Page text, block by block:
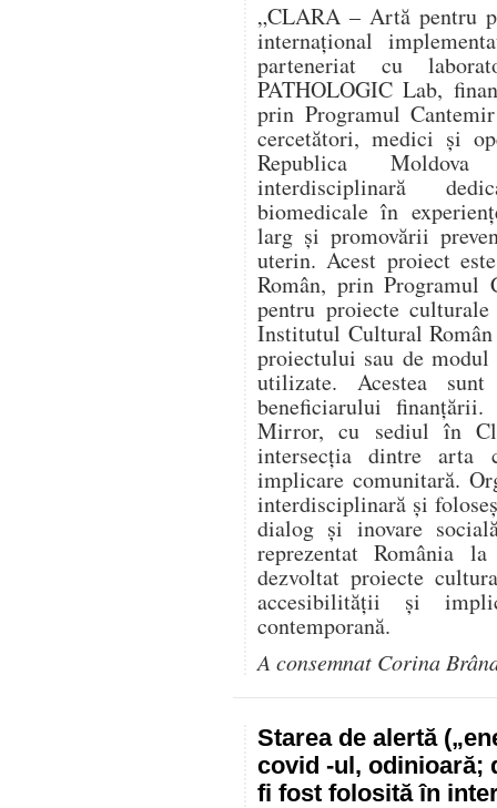
„CLARA – Artă pentru
internațional
parteneriat cu
PATHOLOGIC Lab,
prin Programul
cercetători, medici și
Republica
interdisciplinară
biomedicale în
larg și promovării
uterin. Acest proiect
Român, prin Programul
pentru proiecte
Institutul Cultural
proiectului sau de
utilizate. Acestea
beneficiarului
Mirror, cu sediul în
intersecția dintre arta
implicare comunitară.
interdisciplinară și
dialog și inovare
reprezentat România
dezvoltat proiecte
accesibilității și
contemporană.
A consemnat Corina
Starea de alertă
covid -ul, odinioară;
fi fost folosită în